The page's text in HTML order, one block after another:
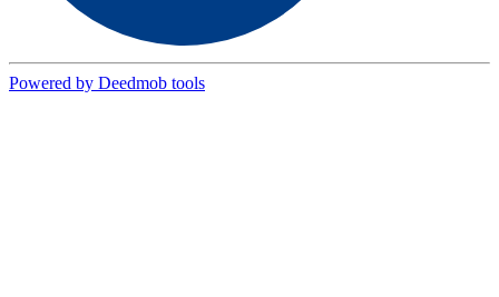
Powered by Deedmob tools